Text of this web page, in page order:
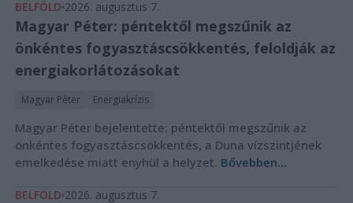
BELFÖLD 2026. augusztus 7.
Magyar Péter: péntektől megszűnik az
önkéntes fogyasztáscsökkentés, feloldják az
energiakorlátozásokat
Magyar Péter Energiakrízis
Magyar Péter bejelentette: péntektől megszűnik az
önkéntes fogyasztáscsökkentés, a Duna vízszintjének
emelkedése miatt enyhül a helyzet. Bővebben...
BELFÖLD 2026. augusztus 7.